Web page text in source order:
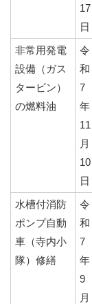
17
日
非常用発電
設備（ガス
タービン）
の燃料油
令
和
7
年
11
月
10
日
水槽付消防
ポンプ自動
車（寺内小
隊）修繕
令
和
7
年
9
月